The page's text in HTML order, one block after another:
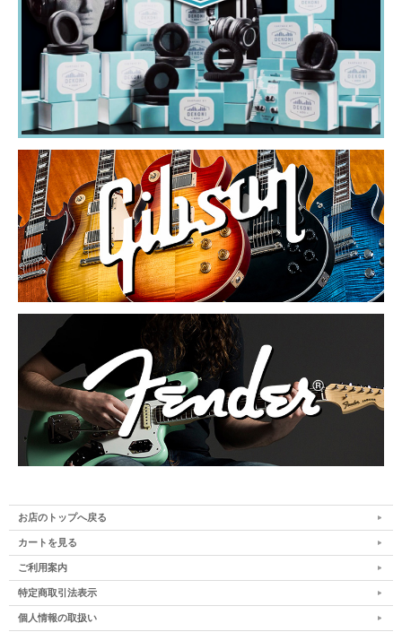
お店のトップへ戻る
カートを見る
ご利用案内
特定商取引法表示
個人情報の取扱い